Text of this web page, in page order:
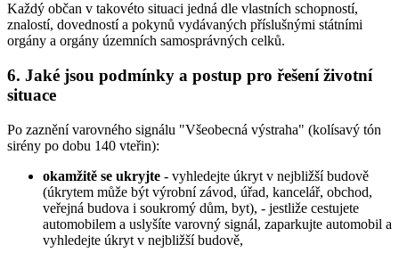
Každý občan v takovéto situaci jedná dle vlastních schopností,
znalostí, dovedností a pokynů vydávaných příslušnými státními
orgány a orgány územních samosprávných celků.
6. Jaké jsou podmínky a postup pro řešení životní
situace
Po zaznění varovného signálu "Všeobecná výstraha" (kolísavý tón
sirény po dobu 140 vteřin):
okamžitě se ukryjte - vyhledejte úkryt v nejbližší budově
(úkrytem může být výrobní závod, úřad, kancelář, obchod,
veřejná budova i soukromý dům, byt), - jestliže cestujete
automobilem a uslyšíte varovný signál, zaparkujte automobil a
vyhledejte úkryt v nejbližší budově,